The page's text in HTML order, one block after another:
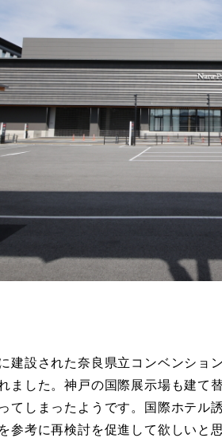
建設された奈良県立コンベンショ
ました。神戸の国際展示場も建て
てしまったようです。国際ホテル
参考に再検討を促進して欲しいと思